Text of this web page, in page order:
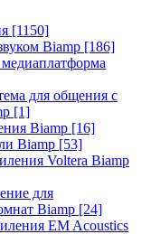
[1150]
Biamp [186]
для общения с
[1]
Biamp [16]
Biamp [53]
Voltera Biamp
для
Biamp [24]
EM Acoustics